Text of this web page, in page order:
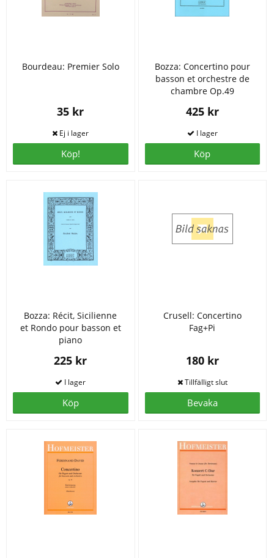
Bourdeau: Premier Solo
35 kr
Köp!
Bozza: Concertino pour
basson et orchestre de
chambre Op.49
425 kr
Köp
Bozza: Récit, Sicilienne
et Rondo pour basson et
piano
225 kr
Köp
Crusell: Concertino
Fag+Pi
180 kr
Bevaka